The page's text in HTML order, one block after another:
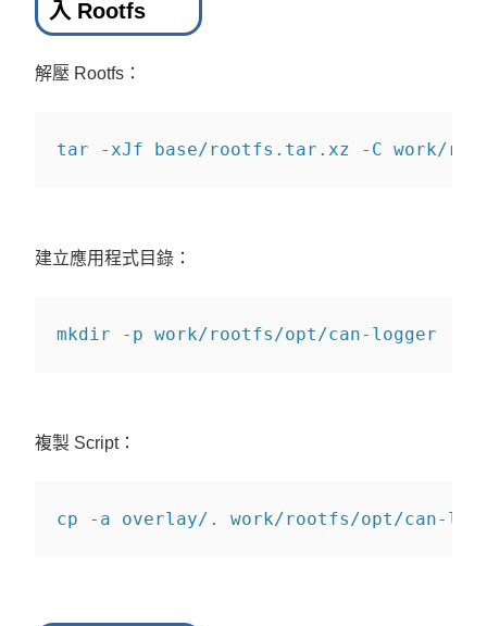
入 Rootfs
解壓 Rootfs：
tar -xJf base/rootfs.tar.xz -C work/
建立應用程式目錄：
mkdir -p work/rootfs/opt/can-logger
複製 Script：
cp -a overlay/. work/rootfs/opt/can-